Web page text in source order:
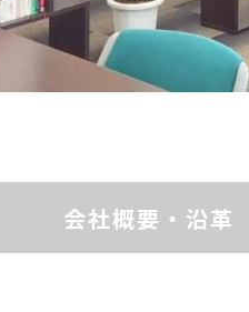
会社概要・沿革